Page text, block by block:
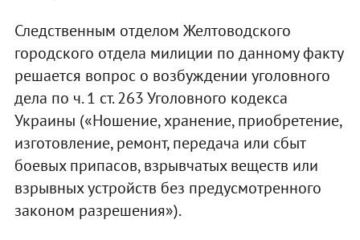
Следственным отделом Желтоводского
городского отдела милиции по данному факту
решается вопрос о возбуждении уголовного
дела по ч. 1 ст. 263 Уголовного кодекса
Украины («Ношение, хранение, приобретение,
изготовление, ремонт, передача или сбыт
боевых припасов, взрывчатых веществ или
взрывных устройств без предусмотренного
законом разрешения»).